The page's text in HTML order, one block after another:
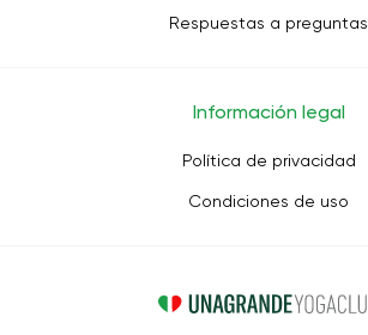
Respuestas a preguntas
Información legal
Política de privacidad
Condiciones de uso